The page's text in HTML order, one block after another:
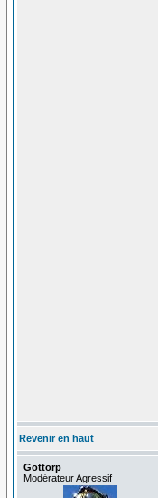
Revenir en haut
Gottorp
Modérateur Agressif